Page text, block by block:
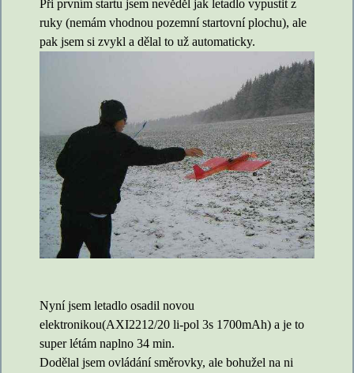
Při prvním startu jsem nevěděl jak letadlo vypustit z
ruky (nemám vhodnou pozemní startovní plochu), ale
pak jsem si zvykl a dělal to už automaticky.
Nyní jsem letadlo osadil novou
elektronikou(AXI2212/20 li-pol 3s 1700mAh) a je to
super létám naplno 34 min.
Dodělal jsem ovládání směrovky, ale bohužel na ni